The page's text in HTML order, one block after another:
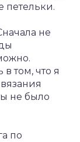
петельки.
не
том, что я
не было
по